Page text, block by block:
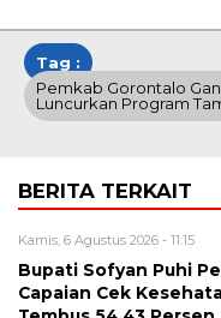
Tag :
Pemkab Gorontalo
Luncurkan Program
BERITA TERKAIT
Kamis, 6 Agustus 2026 - 11:15
Bupati Sofyan Puhi
Capaian Cek